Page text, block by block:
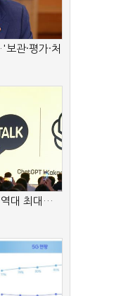
관·평가·처
역대 최대…